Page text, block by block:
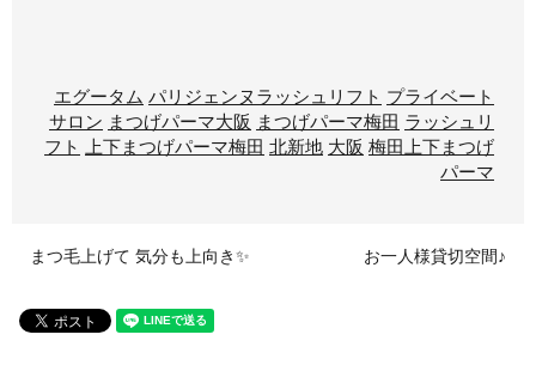
エグータム パリジェンヌラッシュリフト プライベート
サロン まつげパーマ大阪 まつげパーマ梅田 ラッシュリ
フト
上下まつげパーマ梅田 北新地 大阪 梅田上下まつげ
パーマ
まつ毛上げて 気分も上向き✨ お一人様貸切空間♪